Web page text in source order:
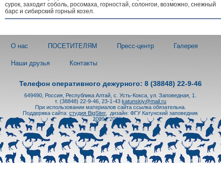
сурок, заходит соболь, росомаха, горностай, солонгои, возможно, снежный
барс и сибирский горный козел.
О нас ПОСЕТИТЕЛЯМ Пресс-центр Галерея
Наши друзья Контакты
Телефон оперативного дежурного: 8 (38848) 22-9-46
649490, Россия, Республика Алтай, с. Усть-Кокса, ул. Заповедная, 1.
т. (38848) 22-9-46, 23-1-43 katunskiy@mail.ru
При использовании материалов сайта ссылка обязательна.
Поддержка сайта:студия BigSiter,
дизайн: ФГУ Катунский заповедник
2009 - 2026 гг.